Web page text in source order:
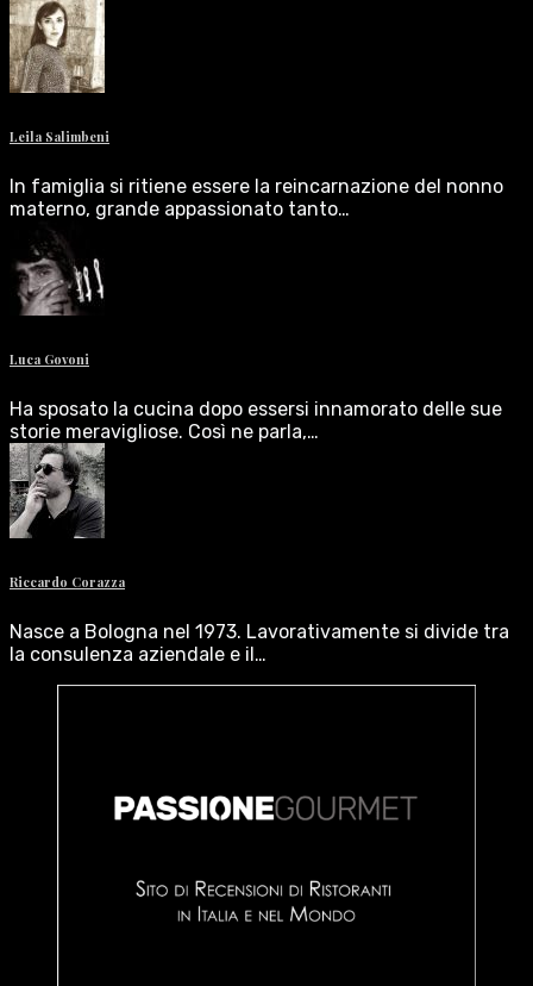
Leila Salimbeni
In famiglia si ritiene essere la reincarnazione del nonno
materno, grande appassionato tanto…
Luca Govoni
Ha sposato la cucina dopo essersi innamorato delle sue
storie meravigliose. Così ne parla,…
Riccardo Corazza
Nasce a Bologna nel 1973. Lavorativamente si divide tra
la consulenza aziendale e il…